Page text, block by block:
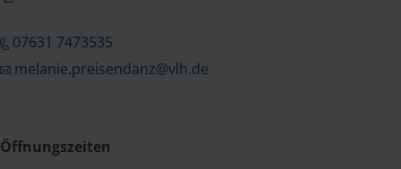
07631 7473535
melanie.preisendanz@vlh.de
Öffnungszeiten